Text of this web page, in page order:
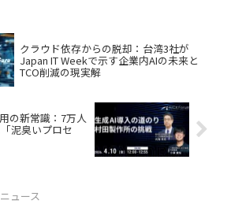
る重要な視点であると考えます。
クラウド依存からの脱却：台湾3社が
Japan IT Weekで示す企業内AIの未来と
TCO削減の現実解
の新常識：7万人
泥臭いプロセ
ュース